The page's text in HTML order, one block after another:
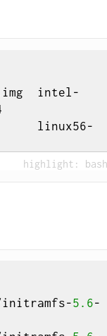
intel-
linux56-
initramfs-
5.6-